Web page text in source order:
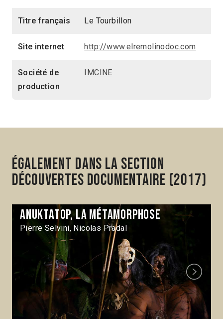
Titre français Le Tourbillon
Site internet http://www.elremolinodoc.com
Société de
production
IMCINE
Également dans la section
Découvertes Documentaire (2017)
Anuktatop, la métamorphose
Pierre Selvini, Nicolas Pradal
Next